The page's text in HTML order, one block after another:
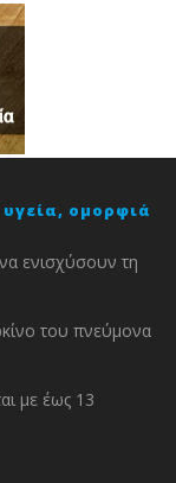
ομορφιά
ενισχύσουν τη
του πνεύμονα
με έως 13